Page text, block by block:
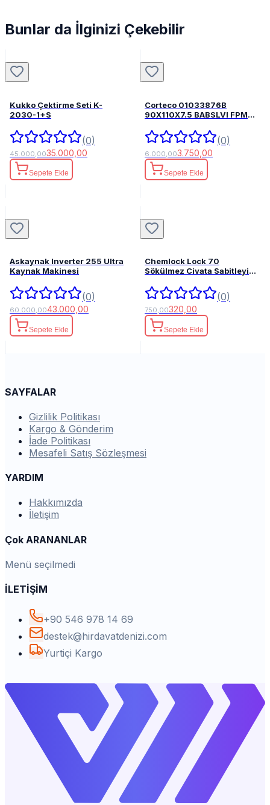
Bunlar da İlginizi Çekebilir
Kukko Çektirme Seti K-
2030-1+S
(0)
45.000,0035.000,00
Sepete Ekle
Corteco 01033876B
90X110X7.5 BABSLVI FPM
(0)
6.000,003.750,00
Sepete Ekle
Askaynak Inverter 255 Ultra
Kaynak Makinesi
(0)
60.000,0043.000,00
Sepete Ekle
Chemlock Lock 70
Sökülmez Civata Sabitleyici
(0)
750,00320,00
Sepete Ekle
SAYFALAR
Gizlilik Politikası
Kargo & Gönderim
İade Politikası
Mesafeli Satış Sözleşmesi
YARDIM
Hakkımızda
İletişim
Çok ARANANLAR
Menü seçilmedi
İLETİŞİM
+90 546 978 14 69
destek@hirdavatdenizi.com
Yurtiçi Kargo